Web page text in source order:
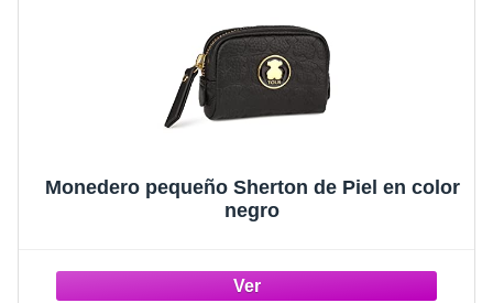
Monedero pequeño Sherton de Piel en color
negro